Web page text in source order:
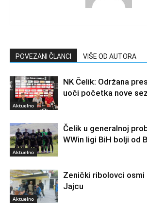
POVEZANI ČLANCI VIŠE OD AUTORA
Aktuelno
NK Čelik: Održana
uoči početka nove
Aktuelno
Čelik u generalnoj
WWin ligi BiH bolji od
Aktuelno
Zenički ribolovci osmi
Jajcu